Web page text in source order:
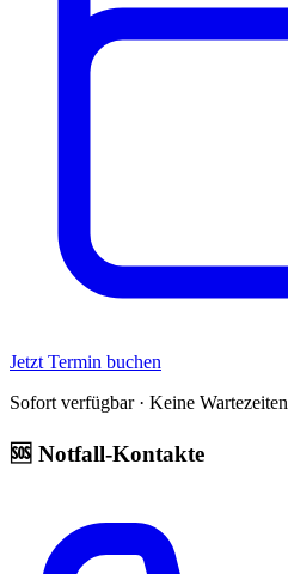
Jetzt Termin buchen
Sofort verfügbar · Keine Wartezeiten
🆘 Notfall-Kontakte